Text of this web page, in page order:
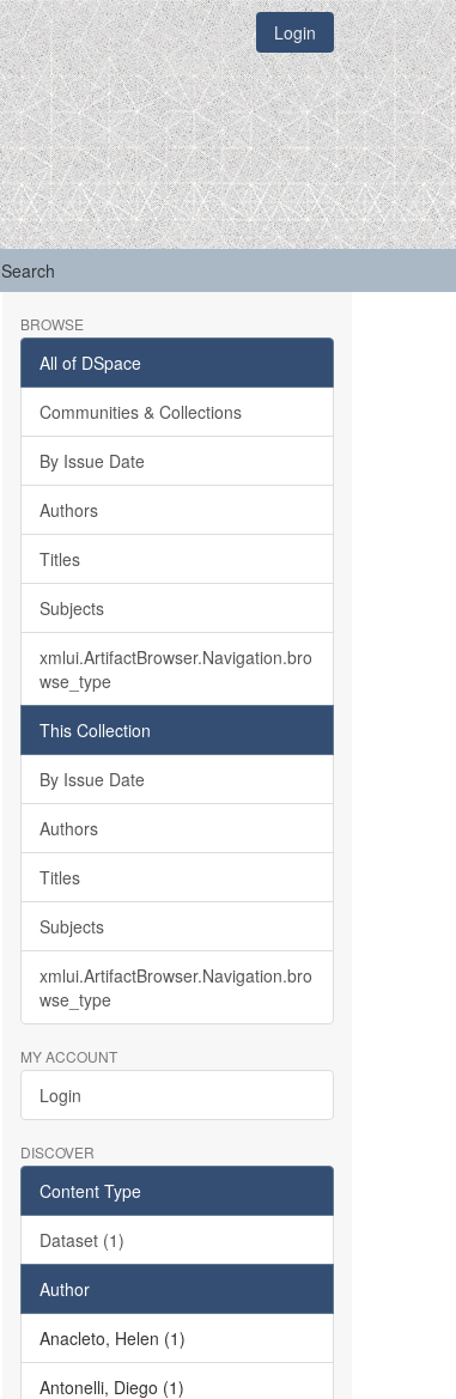
Login
Search
BROWSE
All of DSpace
Communities & Collections
By Issue Date
Authors
Titles
Subjects
xmlui.ArtifactBrowser.Navigation.bro
wse_type
This Collection
By Issue Date
Authors
Titles
Subjects
xmlui.ArtifactBrowser.Navigation.bro
wse_type
MY ACCOUNT
Login
DISCOVER
Content Type
Dataset (1)
Author
Anacleto, Helen (1)
Antonelli, Diego (1)